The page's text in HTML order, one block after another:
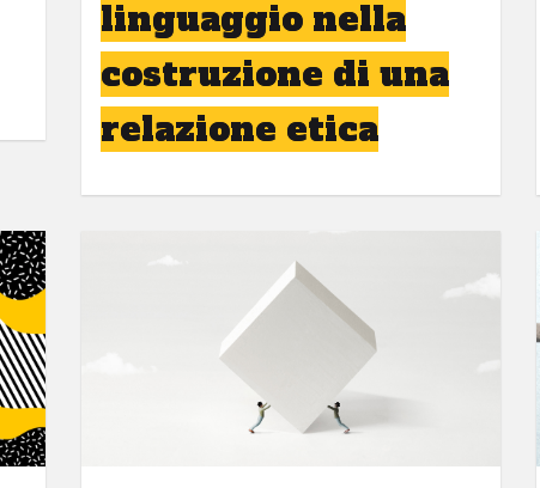
linguaggio nella
costruzione di una
relazione etica